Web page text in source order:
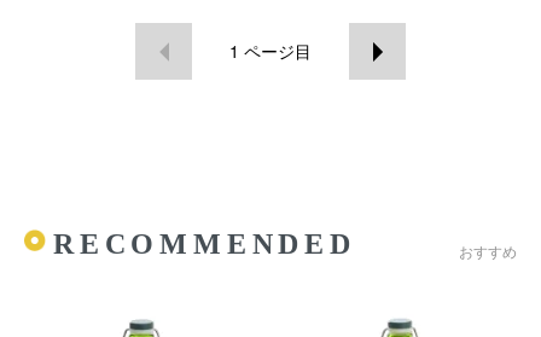
1 ページ目
RECOMMENDED おすすめ